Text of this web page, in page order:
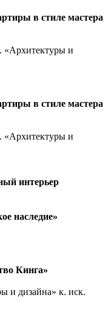
в стиле мастера
«Архитектуры и
в стиле мастера
«Архитектуры и
интерьер
наследие»
Кинга»
и дизайна» к. иск.